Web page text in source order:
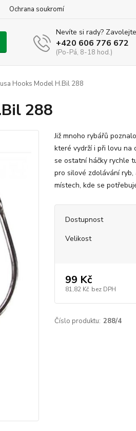
Ochrana soukromí
Nevíte si rady?
+420 606 776 672
(Po-Pá, 8-18 hod.)
Hooks Model H.Bil 288
288
Již mnoho rybářů
které vydrží i při lovu na
se ostatní háčky rychle
pro silové zdolávání
místech, kde se
Dostupnost
Velikost
99 Kč
81,82 Kč bez DPH
Číslo produktu: 288/4